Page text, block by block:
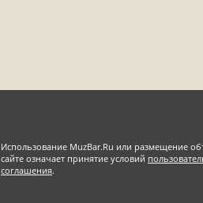
Использование MuzBar.Ru или размещение
сайте означает принятие условий
соглашения.